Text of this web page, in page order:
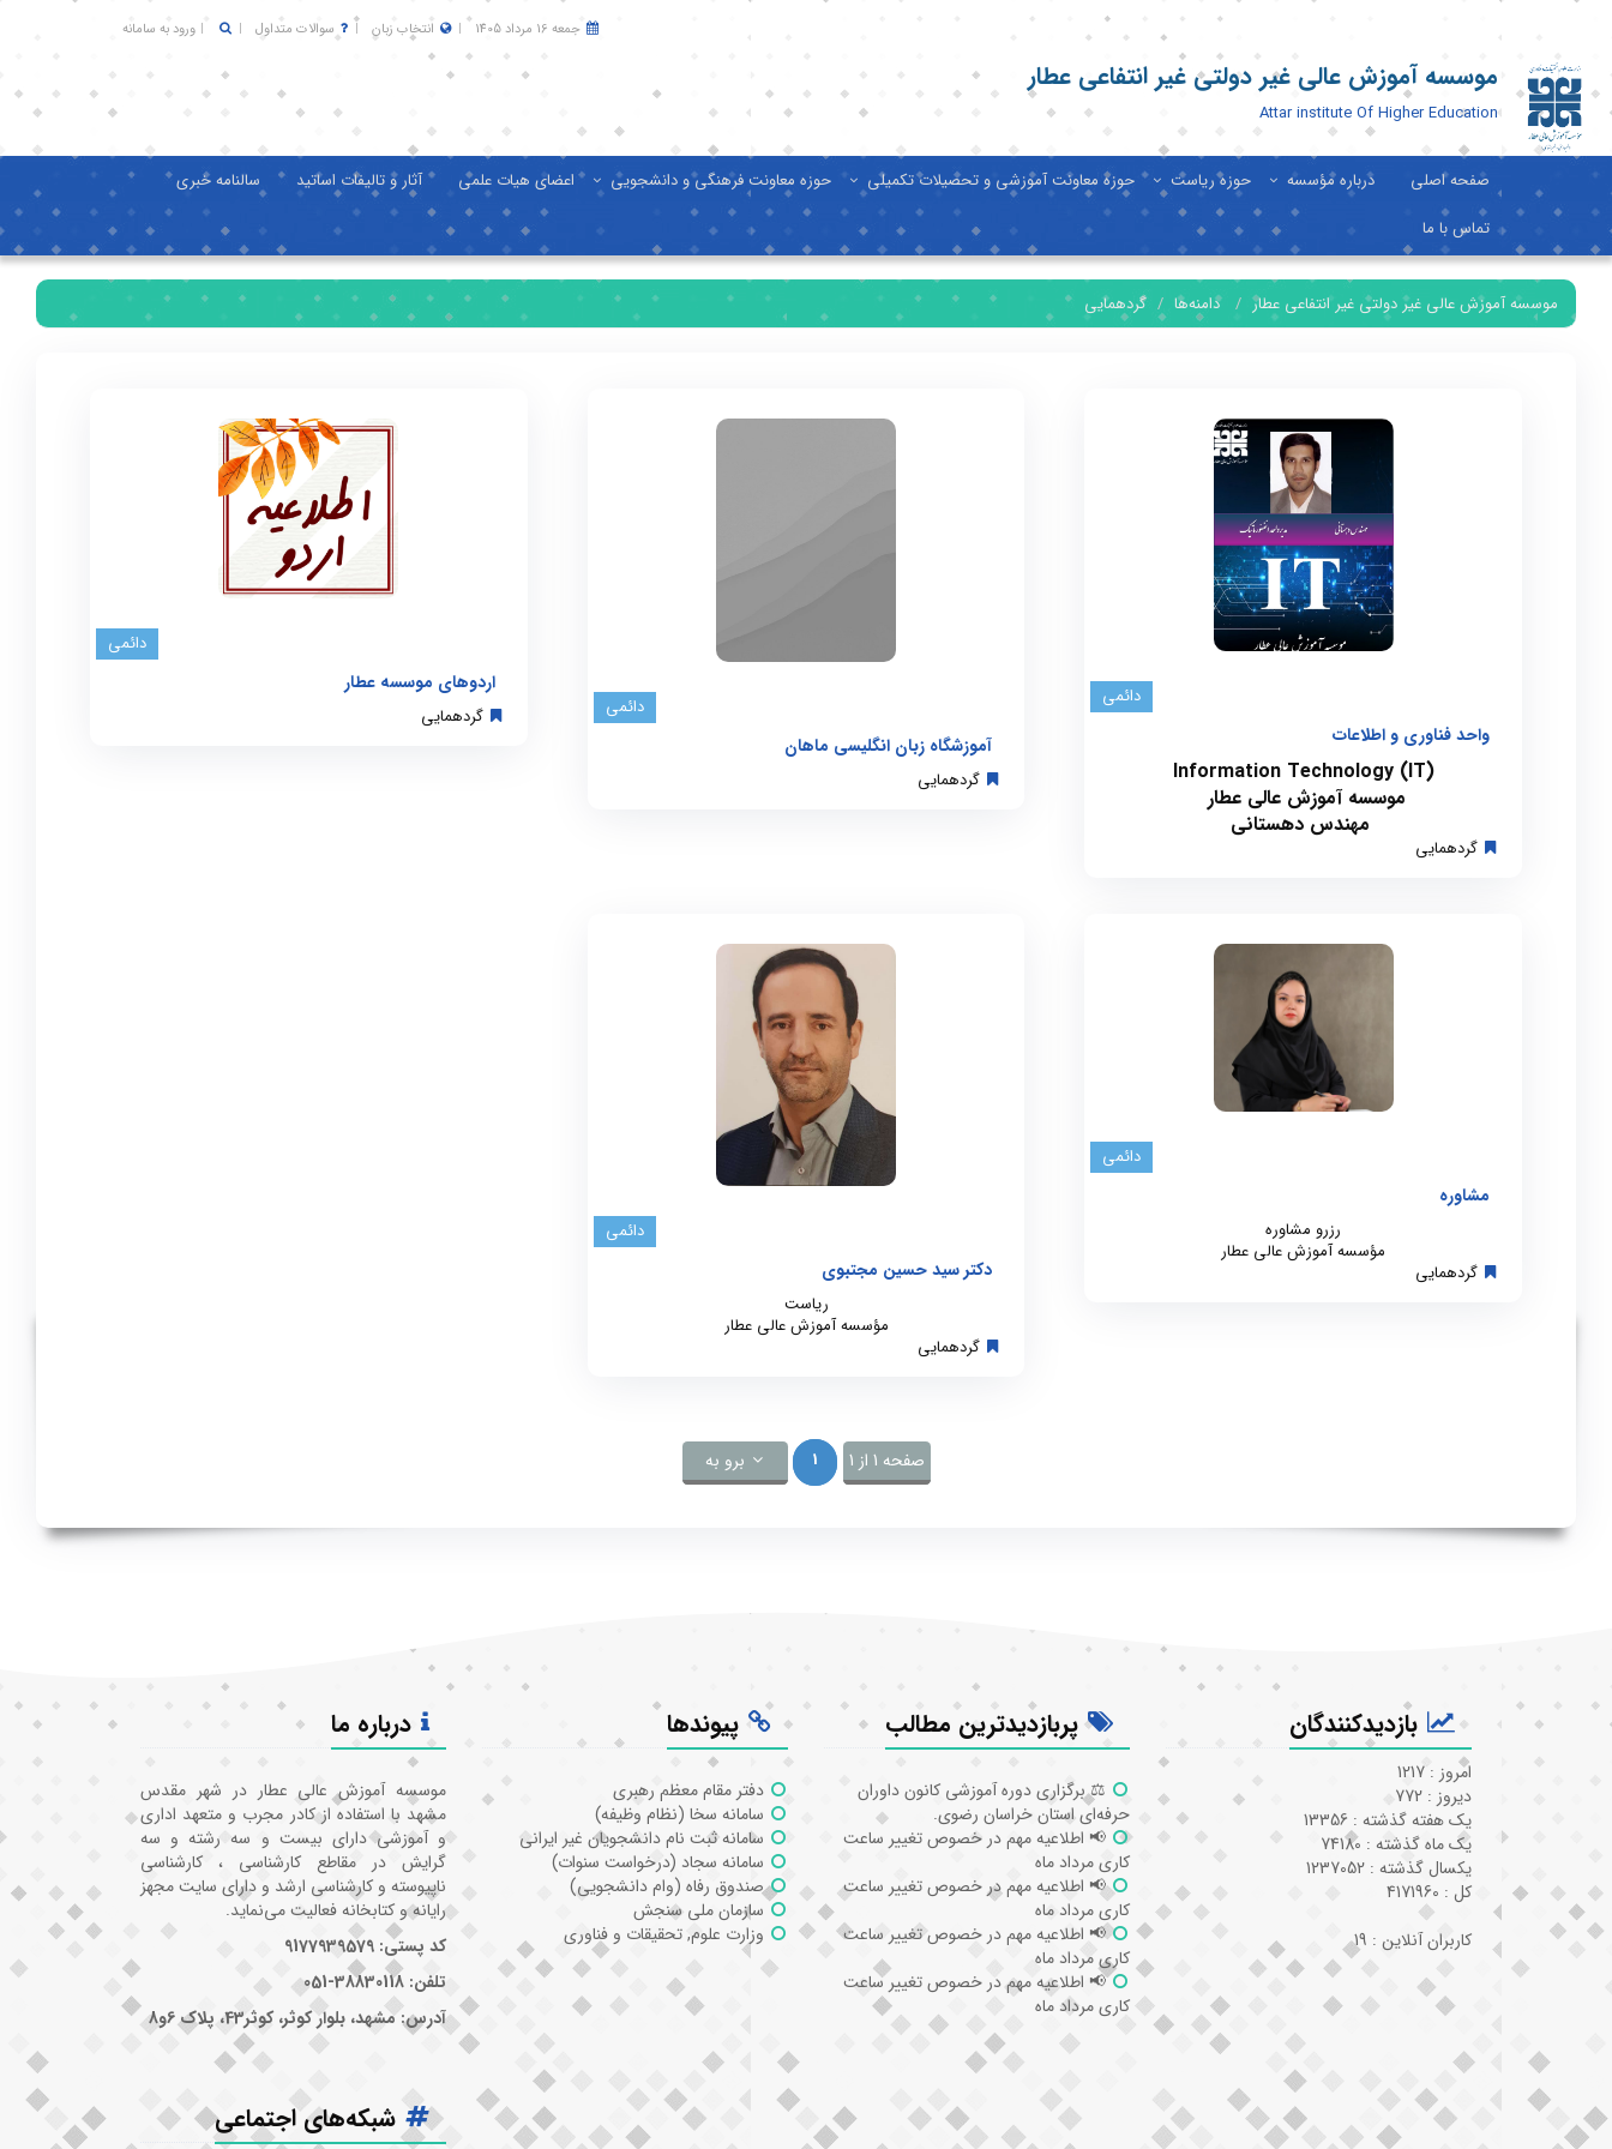
جمعه 16 مرداد 1405 انتخاب زبان سوالات متداول ورود به سامانه
موسسه آموزش عالی غیر دولتی غیر انتفاعی عطار
Attar institute Of Higher Education
صفحه اصلی درباره مؤسسه حوزه ریاست حوزه معاونت آموزشی و تحصیلات تکمیلی حوزه معاونت فرهنگی و دانشجویی اعضای هیات علمی آثار و تالیفات اساتید
سالنامه خبری
تماس با ما
موسسه آموزش عالی غیر دولتی غیر انتفاعی عطار دامنه‌ها گردهمایی
دائمی
واحد فناوری و اطلاعات
Information Technology (IT)
موسسه آموزش عالی عطار
مهندس دهستانی
گردهمایی
دائمی
آموزشگاه زبان انگلیسی ماهان
گردهمایی
دائمی
اردوهای موسسه عطار
گردهمایی
دائمی
مشاوره
رزرو مشاوره
مؤسسه آموزش عالی عطار
گردهمایی
دائمی
دکتر سید حسین مجتبوی
ریاست
مؤسسه آموزش عالی عطار
گردهمایی
صفحه 1 از 1 1 برو به
بازدیدکنندگان
امروز : 1217
دیروز : 772
یک هفته گذشته : 13356
یک ماه گذشته : 74180
یکسال گذشته : 1237052
کل : 4171960
کاربران آنلاین : 19
پربازدیدترین مطالب
⚖️ برگزاری دوره آموزشی کانون داوران
حرفه‌ای استان خراسان رضوی.
📢 اطلاعیه مهم در خصوص تغییر ساعت
کاری مرداد ماه
📢 اطلاعیه مهم در خصوص تغییر ساعت
کاری مرداد ماه
📢 اطلاعیه مهم در خصوص تغییر ساعت
کاری مرداد ماه
📢 اطلاعیه مهم در خصوص تغییر ساعت
کاری مرداد ماه
پیوندها
دفتر مقام معظم رهبری
سامانه سخا (نظام وظیفه)
سامانه ثبت نام دانشجویان غیر ایرانی
سامانه سجاد (درخواست سنوات)
صندوق رفاه (وام دانشجویی)
سازمان ملی سنجش
وزارت علوم, تحقیقات و فناوری
درباره ما
موسسه آموزش عالی عطار در شهر مقدس
مشهد با استفاده از کادر مجرب و متعهد اداری
و آموزشی دارای بیست و سه رشته و سه
گرایش در مقاطع کارشناسی ، کارشناسی
ناپیوسته و کارشناسی ارشد و دارای سایت مجهز
رایانه و کتابخانه فعالیت می‌نماید.
کد پستی: 9177939579
تلفن: 38830118-051
آدرس: مشهد، بلوار کوثر، کوثر43، پلاک 6و8
شبکه‌های اجتماعی